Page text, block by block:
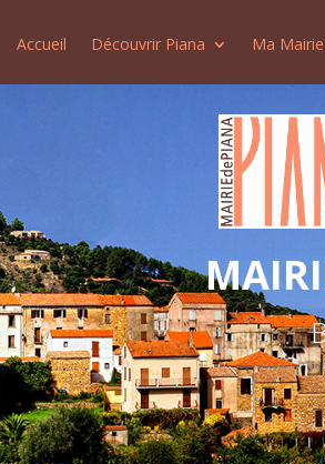
Accueil Découvrir Piana Ma Mairie